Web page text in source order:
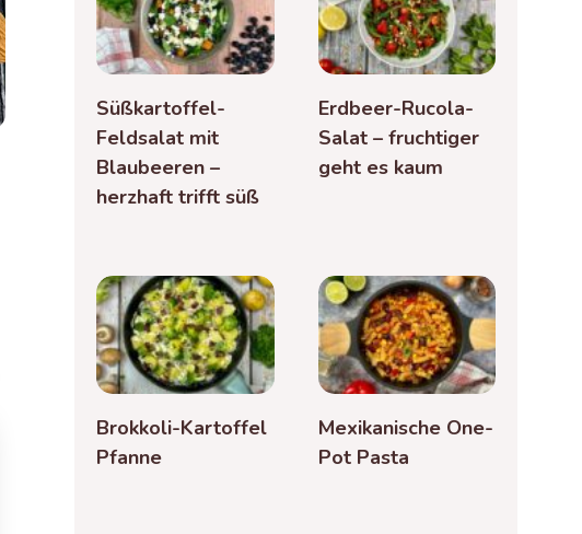
Süßkartoffel-
Feldsalat mit
Blaubeeren –
herzhaft trifft süß
Erdbeer-Rucola-
Salat – fruchtiger
geht es kaum
Brokkoli-Kartoffel
Pfanne
Mexikanische One-
Pot Pasta